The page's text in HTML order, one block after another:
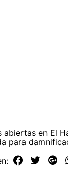
abiertas en El
para